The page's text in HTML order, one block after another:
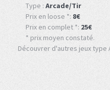
Type : Arcade/Tir
Prix en loose *: 8€
Prix en complet *: 25€
* prix moyen constaté.
Découvrer d'autres jeux type